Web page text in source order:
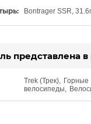
Bontrager SSR,
представлена в
Trek (Трек)
Горные
велосипеды